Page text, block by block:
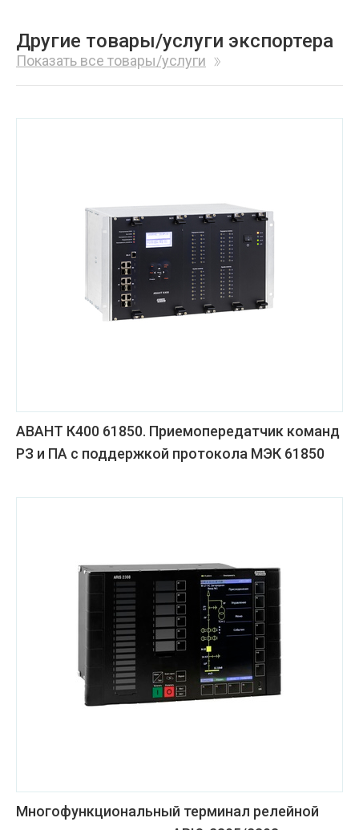
Другие товары/услуги экспортера
Показать все товары/услуги
АВАНТ К400 61850. Приемопередатчик команд
РЗ и ПА с поддержкой протокола МЭК 61850
Многофункциональный терминал релейной